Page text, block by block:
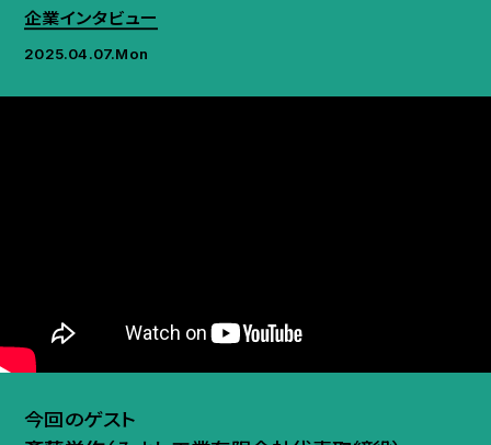
企業インタビュー
2025.04.07.Mon
今回のゲスト